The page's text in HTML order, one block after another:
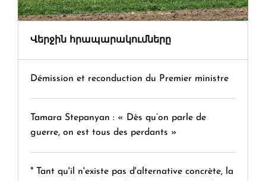
Վերջին հրապարակումները
Démission et reconduction du Premier ministre
Tamara Stepanyan : « Dès qu’on parle de
guerre, on est tous des perdants »
" Tant qu'il n'existe pas d'alternative concrète, la